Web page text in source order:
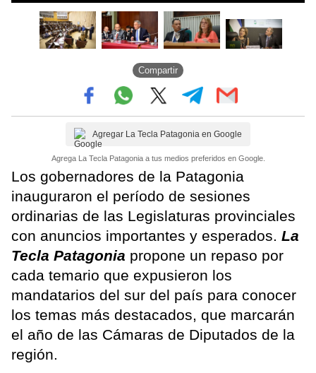
Compartir
Agregar La Tecla Patagonia en Google
Agrega La Tecla Patagonia a tus medios preferidos en Google.
Los gobernadores de la Patagonia
inauguraron el período de sesiones
ordinarias de las Legislaturas provinciales
con anuncios importantes y esperados. La
Tecla Patagonia propone un repaso por
cada temario que expusieron los
mandatarios del sur del país para conocer
los temas más destacados, que marcarán
el año de las Cámaras de Diputados de la
región.